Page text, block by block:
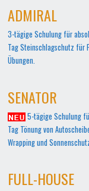
ADMIRAL
3-tägige Schulung für
Tag Steinschlagschutz für
Übungen.
SENATOR
5-tägige Schulung
Tag Tönung von
Wrapping und
FULL-HOUSE